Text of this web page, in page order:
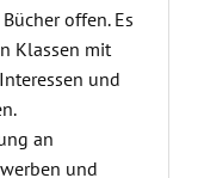
offen. Es
Klassen mit
und
an
und